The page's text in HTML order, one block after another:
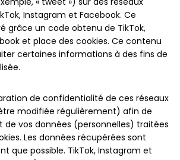
Instagram et Facebook. Ce
grâce un code obtenu de TikTok,
et place des cookies. Ce contenu
certaines informations à des fins de
de confidentialité de ces réseaux
modifiée régulièrement) afin de
de vos données (personnelles) traitées
Les données récupérées sont
que possible. TikTok, Instagram et